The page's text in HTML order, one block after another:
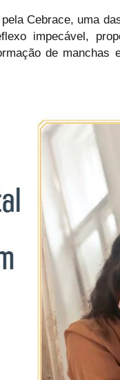
Cebrace, uma
impecável,
de